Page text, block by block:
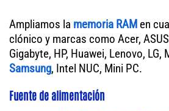
Ampliamos la memoria RAM en
clónico y marcas como Acer,
Gigabyte, HP, Huawei, Lenovo, LG,
Samsung, Intel NUC, Mini PC.
Fuente de alimentación